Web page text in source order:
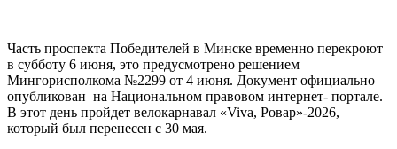
Часть проспекта Победителей в Минске временно перекроют
в субботу 6 июня, это предусмотрено решением
Мингорисполкома №2299 от 4 июня. Документ официально
опубликован на Национальном правовом интернет- портале.
В этот день пройдет велокарнавал «Viva, Ровар»-2026,
который был перенесен с 30 мая.